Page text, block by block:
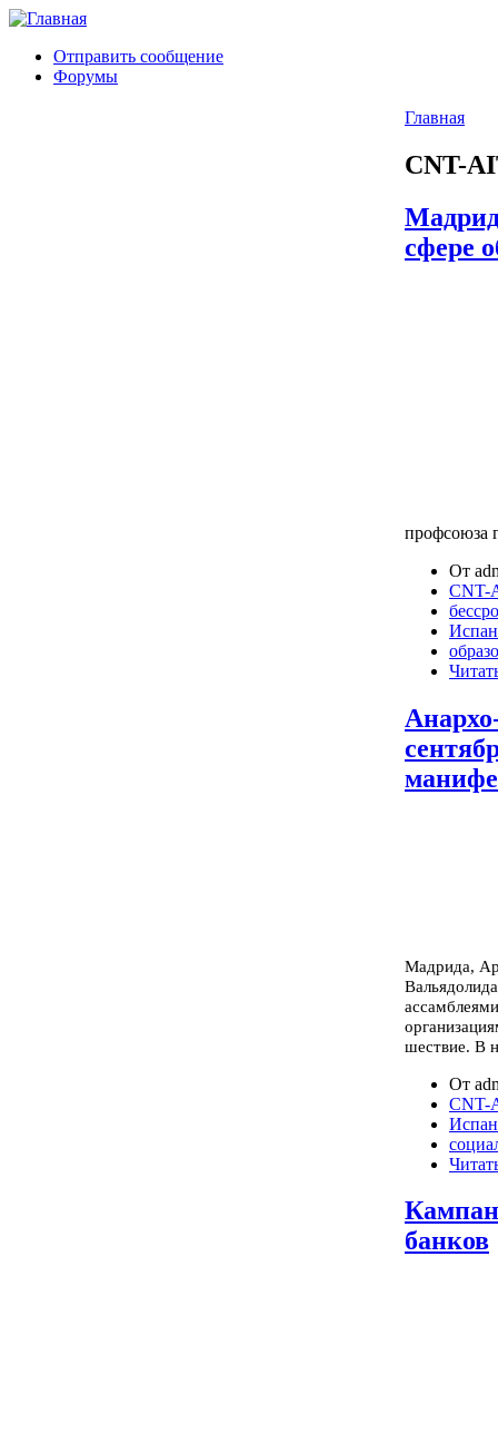
Отправить сообщение
Форумы
Главная
CNT-
сфере
профсоюза
От
CNT-
Мадрида,
шествие. В
От
CNT-
банков